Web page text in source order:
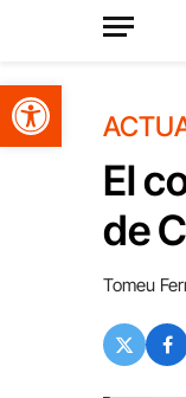
Obre la barra d'eines
El
de
Tomeu